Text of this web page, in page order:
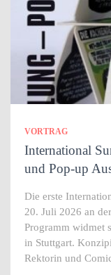
VORTRAG
International
und Pop-up
Die erste
20. Juli 2026 an
Programm widmet
in Stuttgart.
Rektorin und